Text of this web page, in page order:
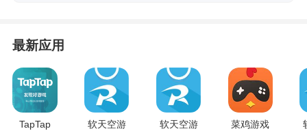
最新应用
TapTap
软天空游
软天空游
菜鸡游戏